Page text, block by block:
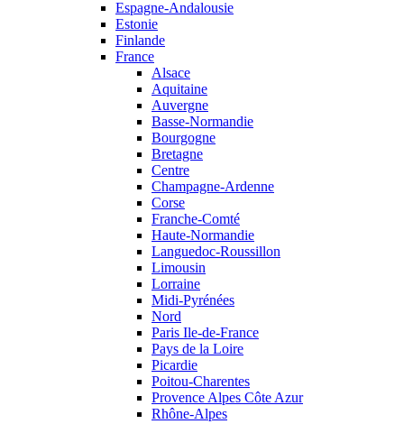
Espagne-Andalousie
Estonie
Finlande
France
Alsace
Aquitaine
Auvergne
Basse-Normandie
Bourgogne
Bretagne
Centre
Champagne-Ardenne
Corse
Franche-Comté
Haute-Normandie
Languedoc-Roussillon
Limousin
Lorraine
Midi-Pyrénées
Nord
Paris Ile-de-France
Pays de la Loire
Picardie
Poitou-Charentes
Provence Alpes Côte Azur
Rhône-Alpes